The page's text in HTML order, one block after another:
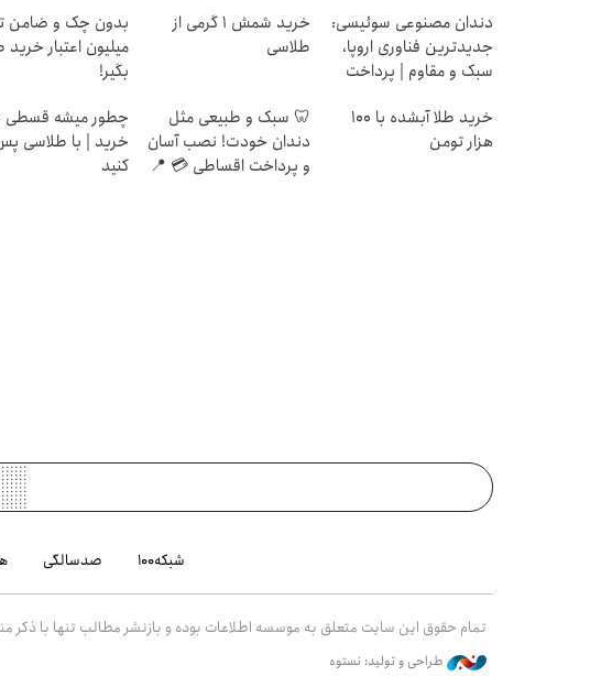
دندان مصنوعی سوئیسی:
جدیدترین فناوری اروپا،
سبک و مقاوم | پرداخت
خرید شمش 1 گرمی از
طلاسی
میلیون اعتبار خرید
بگیر!
خرید طلا آبشده با 100
هزار تومن
🦷 سبک و طبیعی مثل
دندان خودت! نصب آسان
و پرداخت اقساطی 💳 📍
چطور میشه قسطی
خرید | با طلاسی
کنید
شبکه۱۰۰ صدسالگی
تمام حقوق این سایت متعلق به موسسه اطلاعات بوده و بازنشر مطالب تنها با ذکر
طراحی و تولید: نستوه